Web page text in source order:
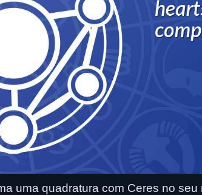
uma quadratura com Ceres no